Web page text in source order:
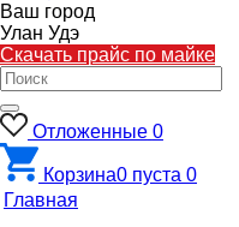
Ваш город
Улан Удэ
Скачать прайс по майке
Отложенные 0
Корзина0 пуста 0
Главная